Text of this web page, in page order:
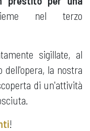
nel terzo
sigillate, al
la nostra
di un'attività
!